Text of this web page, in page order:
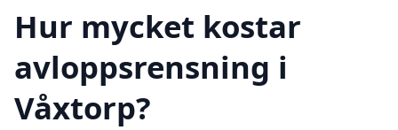
Hur mycket kostar
avloppsrensning i
Våxtorp?